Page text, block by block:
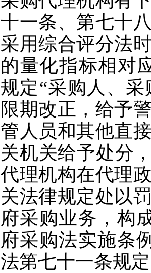
十一条、第七十
采用综合评分法
的量化指标相对
规定“采购人、
限期改正，给予
管人员和其他直
关机关给予处分
代理机构在代理
关法律规定处以
府采购业务，构
府采购法实施条
法第七十一条规